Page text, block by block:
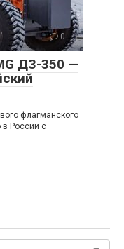
0
ДЗ-350 —
флагманского
в России с